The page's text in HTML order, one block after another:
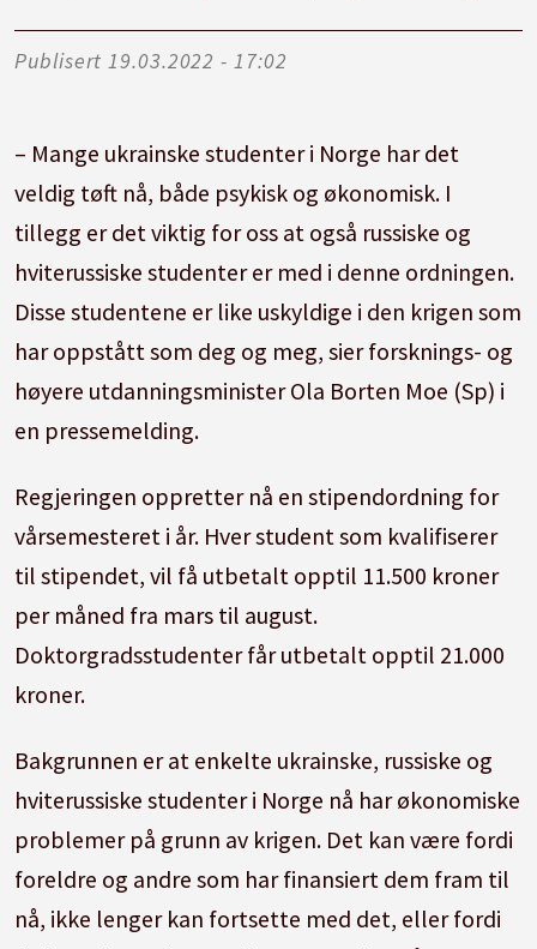
Publisert 19.03.2022 - 17:02
– Mange ukrainske studenter i Norge har det
veldig tøft nå, både psykisk og økonomisk. I
tillegg er det viktig for oss at også russiske og
hviterussiske studenter er med i denne ordningen.
Disse studentene er like uskyldige i den krigen som
har oppstått som deg og meg, sier forsknings- og
høyere utdanningsminister Ola Borten Moe (Sp) i
en pressemelding.
Regjeringen oppretter nå en stipendordning for
vårsemesteret i år. Hver student som kvalifiserer
til stipendet, vil få utbetalt opptil 11.500 kroner
per måned fra mars til august.
Doktorgradsstudenter får utbetalt opptil 21.000
kroner.
Bakgrunnen er at enkelte ukrainske, russiske og
hviterussiske studenter i Norge nå har økonomiske
problemer på grunn av krigen. Det kan være fordi
foreldre og andre som har finansiert dem fram til
nå, ikke lenger kan fortsette med det, eller fordi